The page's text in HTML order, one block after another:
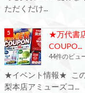
ただくだけ...
★万代書
COUPO...
44件のビュ
★イベント情報★ こ
梨本店アミューズコ...